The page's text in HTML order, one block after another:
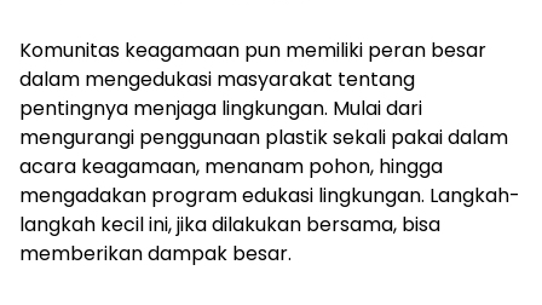
Komunitas keagamaan pun memiliki peran besar
dalam mengedukasi masyarakat tentang
pentingnya menjaga lingkungan. Mulai dari
mengurangi penggunaan plastik sekali pakai dalam
acara keagamaan, menanam pohon, hingga
mengadakan program edukasi lingkungan. Langkah-
langkah kecil ini, jika dilakukan bersama, bisa
memberikan dampak besar.